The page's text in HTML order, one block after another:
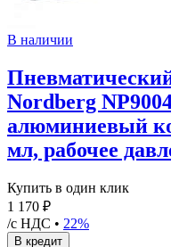
В наличии
Nordberg
алюминиевый
мл, рабочее
Купить в один клик
1 170 ₽
/с НДС • 22%